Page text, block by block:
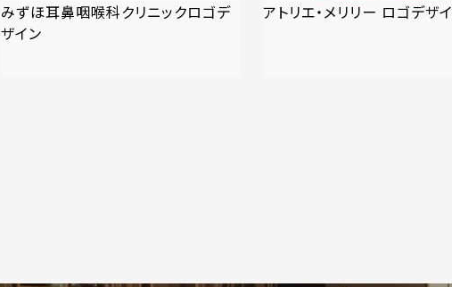
みずほ耳鼻咽喉科クリニックロゴデ
ザイン
アトリエ・メリリー ロゴデザ